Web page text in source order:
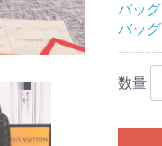
バッグ
バッグ
数量